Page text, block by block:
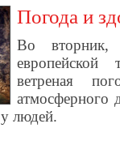
Погода и
Во вторник,
европейской
ветреная
атмосферного
людей.